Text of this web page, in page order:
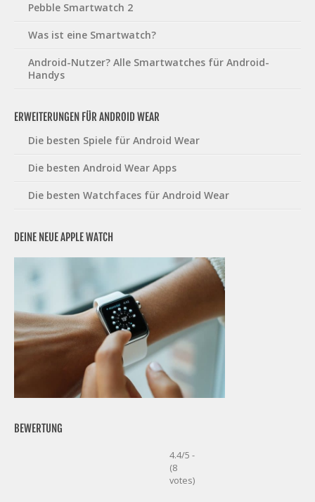
Pebble Smartwatch 2
Was ist eine Smartwatch?
Android-Nutzer? Alle Smartwatches für Android-
Handys
ERWEITERUNGEN FÜR ANDROID WEAR
Die besten Spiele für Android Wear
Die besten Android Wear Apps
Die besten Watchfaces für Android Wear
DEINE NEUE APPLE WATCH
BEWERTUNG
4.4/5 -
(8
votes)